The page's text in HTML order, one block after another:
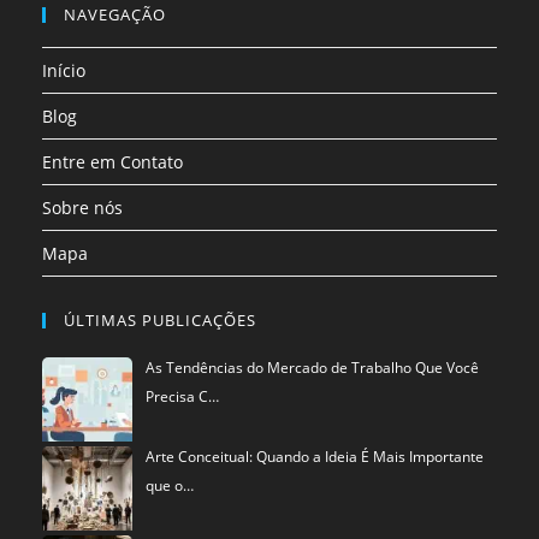
aba
aba
em
uma
nova
aba
NAVEGAÇÃO
Início
Blog
Entre em Contato
Sobre nós
Mapa
ÚLTIMAS PUBLICAÇÕES
As Tendências do Mercado de Trabalho Que Você
Precisa C…
Arte Conceitual: Quando a Ideia É Mais Importante
que o…